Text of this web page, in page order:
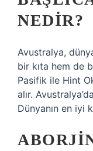
NEDIR?
Avustralya,
bir kıta hem de
Pasifik ile Hint
alır.
Dünyanın en iyi